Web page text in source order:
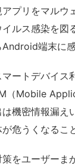
アプリをマルウ
イルス感染を図
端末に
ートデバイス
（Mobile
は機密情報漏え
危うくなるこ
をユーザーま